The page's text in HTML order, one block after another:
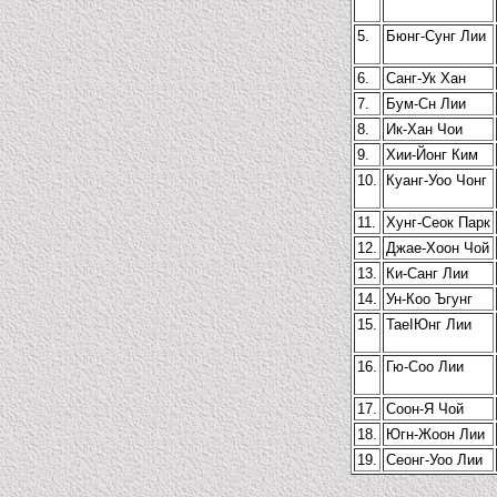
5. Бюнг-Сунг Лии
6.
Санг-Ук Хан
7.
Бум-Сн Лии
8.
Ик-Хан Чои
9.
Хии-Йонг Ким
10.
Куанг-Уоо Чонг
11.
Хунг-Сеок Парк
12.
Джае-Хоон Чой
13.
Ки-Санг Лии
14.
Ун-Коо Ъгунг
15.
ТаеІЮнг Лии
16. Гю-Соо Лии
17.
Соон-Я Чой
18.
Югн-Жоон Лии
19.
Сеонг-Уоо Лии